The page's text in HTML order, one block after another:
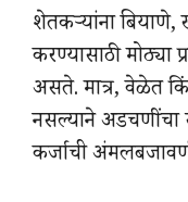
शेतकऱ्यांना
करण्यासाठी
असते. मात्र, वेळेत
नसल्याने अडचणींचा
कर्जाची